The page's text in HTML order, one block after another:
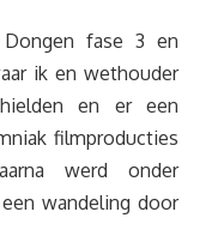
fase 3 en
ik en wethouder
en er een
filmproducties
werd onder
wandeling door